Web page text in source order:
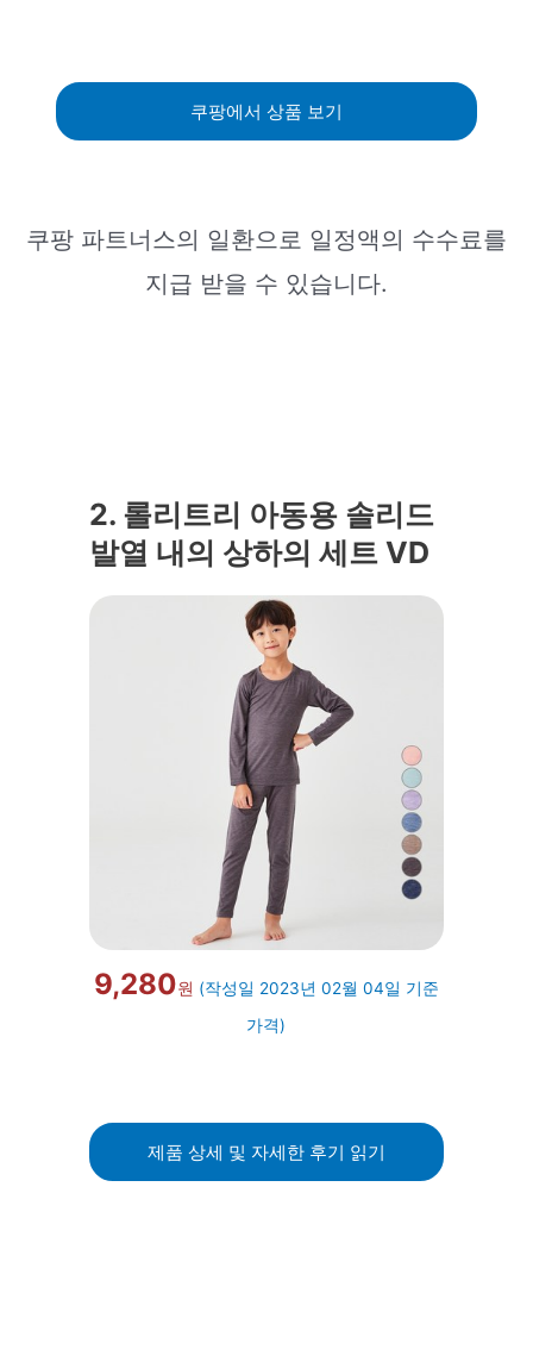
쿠팡에서 상품 보기
쿠팡 파트너스의 일환으로 일정액의 수수료를
지급 받을 수 있습니다.
2. 롤리트리 아동용 솔리드
발열 내의 상하의 세트 VD
9,280원 (작성일 2023년 02월 04일 기준
가격)
제품 상세 및 자세한 후기 읽기